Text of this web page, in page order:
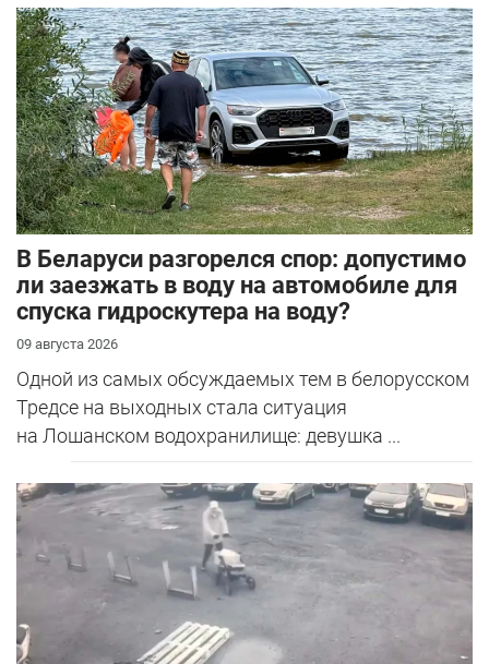
В Беларуси разгорелся спор: допустимо
ли заезжать в воду на автомобиле для
спуска гидроскутера на воду?
09 августа 2026
Одной из самых обсуждаемых тем в белорусском
Тредсе на выходных стала ситуация
на Лошанском водохранилище: девушка ...